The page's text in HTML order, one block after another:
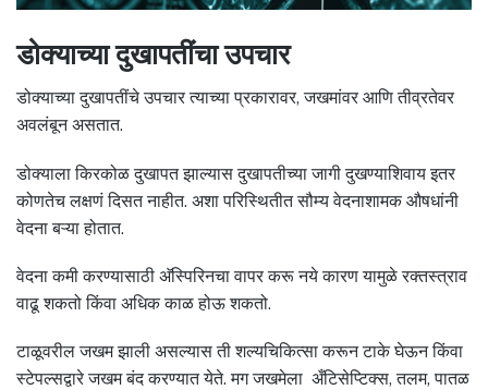
डोक्याच्या दुखापतींचा उपचार
डोक्याच्या दुखापतींचे उपचार त्याच्या प्रकारावर, जखमांवर आणि तीव्रतेवर
अवलंबून असतात.
डोक्याला किरकोळ दुखापत झाल्यास दुखापतीच्या जागी दुखण्याशिवाय इतर
कोणतेच लक्षणं दिसत नाहीत. अशा परिस्थितीत सौम्य वेदनाशामक औषधांनी
वेदना बऱ्या होतात.
वेदना कमी करण्यासाठी अ‍ॅस्पिरिनचा वापर करू नये कारण यामुळे रक्तस्त्राव
वाढू शकतो किंवा अधिक काळ होऊ शकतो.
टाळूवरील जखम झाली असल्यास ती शल्यचिकित्सा करून टाके घेऊन किंवा
स्टेपल्सद्वारे जखम बंद करण्यात येते. मग जखमेला अँटिसेप्टिक्स, तलम, पातळ